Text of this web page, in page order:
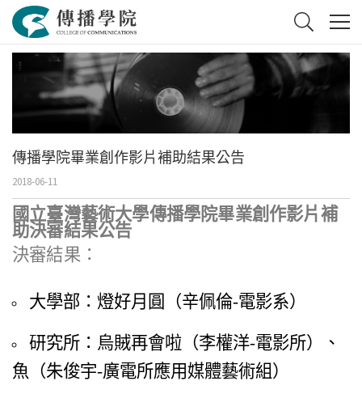
傳播學院畢業創作影片補助結果公告
2018-06-11
國立臺灣藝術大學傳播學院畢業創作影片補
助決審結果公告
決審結果：
大學部：燈好月圓（辛佩倫-電影系）
研究所：烏賊再會啦（李權洋-電影所）、
魚（朱俊宇-廣電所應用媒體藝術組）